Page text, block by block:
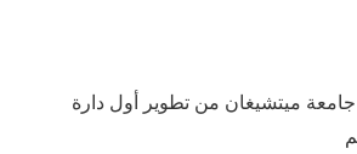
ميتشيغان من تطوير أول دارة